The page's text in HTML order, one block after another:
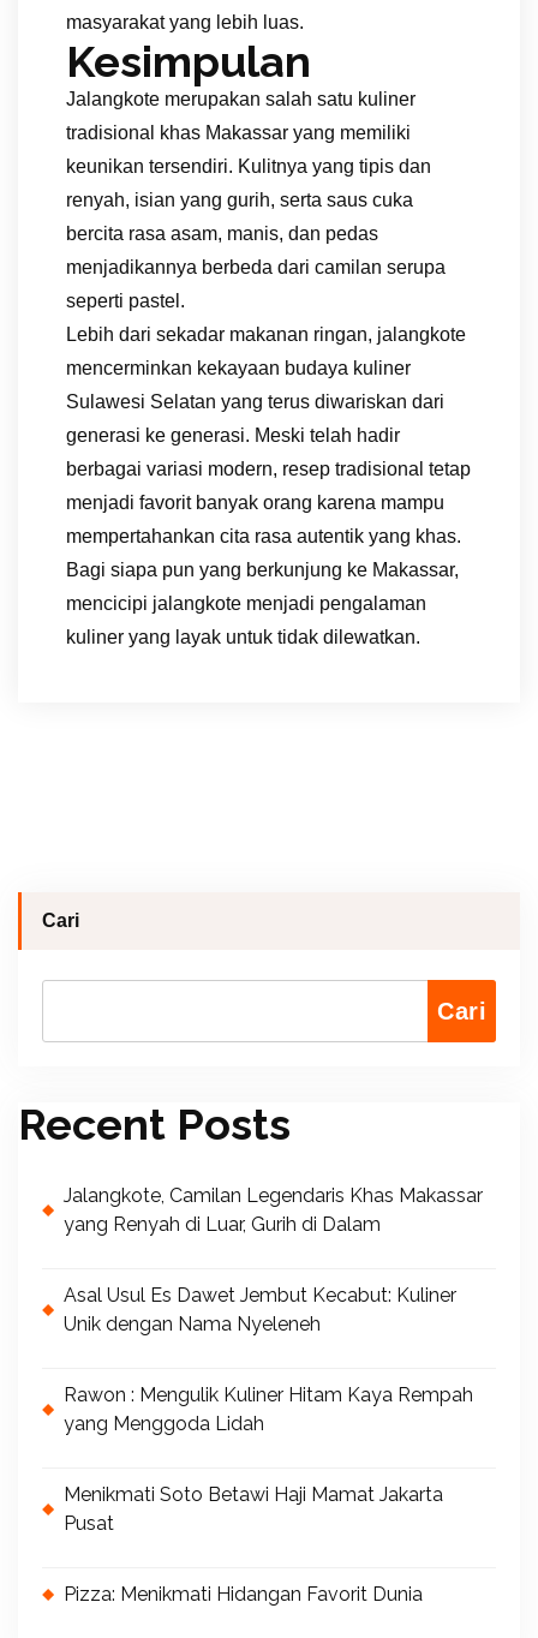
masyarakat yang lebih luas.
Kesimpulan
Jalangkote merupakan salah satu kuliner
tradisional khas Makassar yang memiliki
keunikan tersendiri. Kulitnya yang tipis dan
renyah, isian yang gurih, serta saus cuka
bercita rasa asam, manis, dan pedas
menjadikannya berbeda dari camilan serupa
seperti pastel.
Lebih dari sekadar makanan ringan, jalangkote
mencerminkan kekayaan budaya kuliner
Sulawesi Selatan yang terus diwariskan dari
generasi ke generasi. Meski telah hadir
berbagai variasi modern, resep tradisional tetap
menjadi favorit banyak orang karena mampu
mempertahankan cita rasa autentik yang khas.
Bagi siapa pun yang berkunjung ke Makassar,
mencicipi jalangkote menjadi pengalaman
kuliner yang layak untuk tidak dilewatkan.
Cari
Cari
Recent Posts
Jalangkote, Camilan Legendaris Khas Makassar
yang Renyah di Luar, Gurih di Dalam
Asal Usul Es Dawet Jembut Kecabut: Kuliner
Unik dengan Nama Nyeleneh
Rawon : Mengulik Kuliner Hitam Kaya Rempah
yang Menggoda Lidah
Menikmati Soto Betawi Haji Mamat Jakarta
Pusat
Pizza: Menikmati Hidangan Favorit Dunia